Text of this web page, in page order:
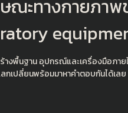
ณะทางกายภ
พื้นฐาน อุปกรณ์และเครื่องมือภ
กเปลี่ยนพร้อมมาหาคำตอบกันได้เลย